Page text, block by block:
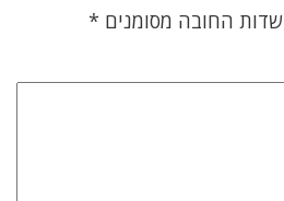
שדות החובה מסומנים *